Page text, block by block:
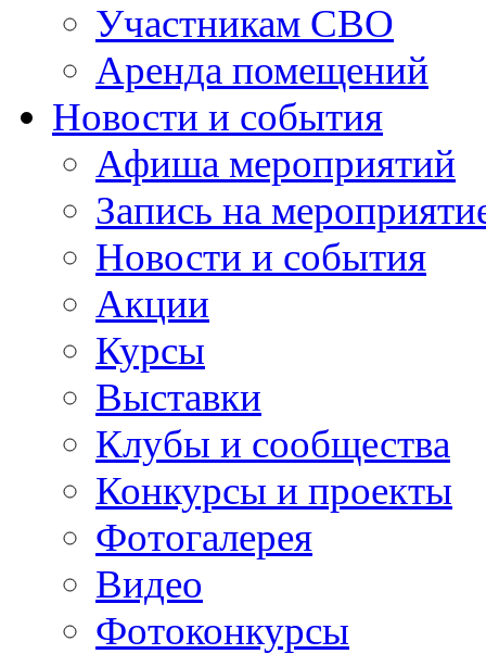
Участникам СВО
Аренда помещений
Новости и события
Афиша мероприятий
Запись на
Новости и события
Акции
Курсы
Выставки
Клубы и сообщества
Конкурсы и проекты
Фотогалерея
Видео
Фотоконкурсы